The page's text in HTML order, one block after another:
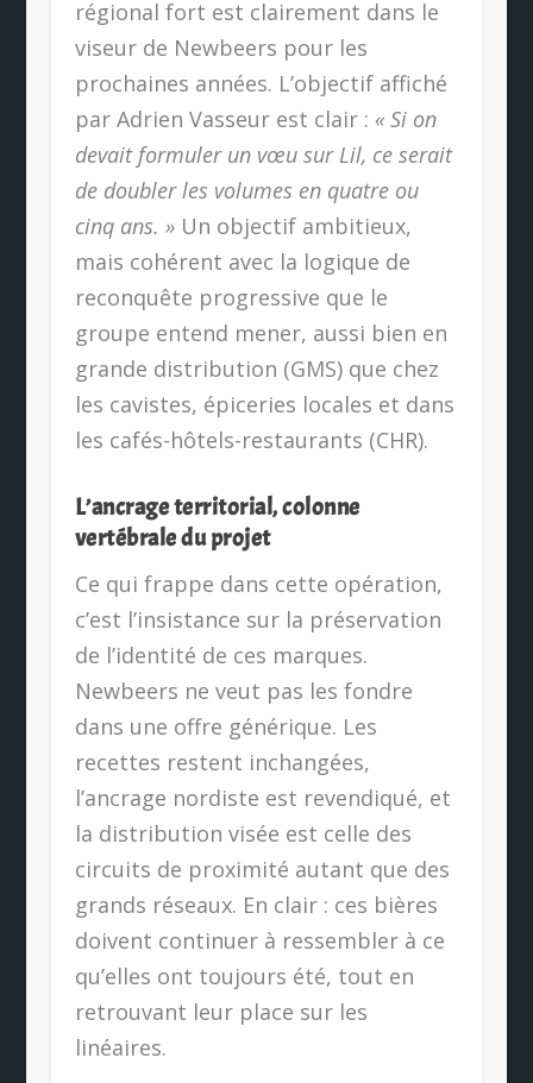
régional fort est clairement dans le
viseur de Newbeers pour les
prochaines années. L’objectif affiché
par Adrien Vasseur est clair : « Si on
devait formuler un vœu sur Lil, ce serait
de doubler les volumes en quatre ou
cinq ans. »Un objectif ambitieux,
mais cohérent avec la logique de
reconquête progressive que le
groupe entend mener, aussi bien en
grande distribution (GMS) que chez
les cavistes, épiceries locales et dans
les cafés-hôtels-restaurants (CHR).
L’ancrage territorial, colonne
vertébrale du projet
Ce qui frappe dans cette opération,
c’est l’insistance sur la préservation
de l’identité de ces marques.
Newbeers ne veut pas les fondre
dans une offre générique. Les
recettes restent inchangées,
l’ancrage nordiste est revendiqué, et
la distribution visée est celle des
circuits de proximité autant que des
grands réseaux. En clair : ces bières
doivent continuer à ressembler à ce
qu’elles ont toujours été, tout en
retrouvant leur place sur les
linéaires.